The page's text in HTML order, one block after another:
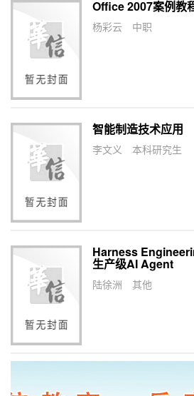
Office 2007案例教
杨彩云 中职
智能制造技术应用
李文义 本科研究生
Harness
生产级AI Agent
陆徐洲 其他